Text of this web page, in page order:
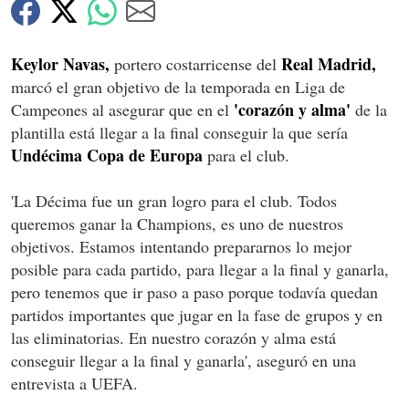
Keylor Navas, portero costarricense del Real Madrid,
marcó el gran objetivo de la temporada en Liga de
Campeones al asegurar que en el 'corazón y alma' de la
plantilla está llegar a la final conseguir la que sería
Undécima Copa de Europa para el club.
'La Décima fue un gran logro para el club. Todos
queremos ganar la Champions, es uno de nuestros
objetivos. Estamos intentando prepararnos lo mejor
posible para cada partido, para llegar a la final y ganarla,
pero tenemos que ir paso a paso porque todavía quedan
partidos importantes que jugar en la fase de grupos y en
las eliminatorias. En nuestro corazón y alma está
conseguir llegar a la final y ganarla', aseguró en una
entrevista a UEFA.